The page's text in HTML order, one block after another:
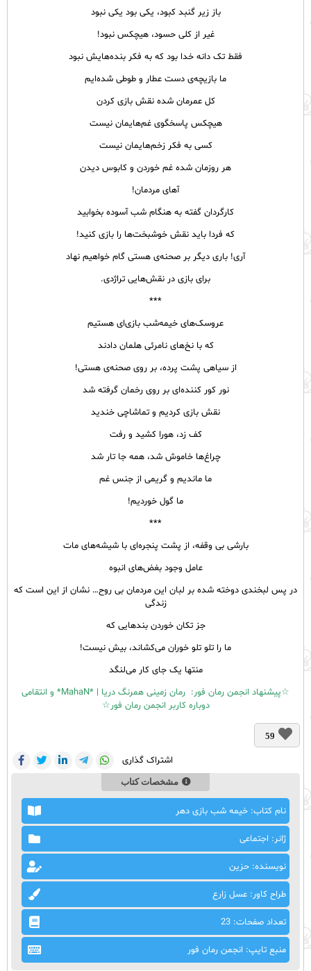
باز زیر گنبد کبود، یکی بود یکی نبود
غیر از کلی حسود، هیچکس نبود!
فقط تک دانه خدا بود که به فکر بنده‌هایش نبود
ما بازیچه‌ی دست عطار و طوطی شده‌ایم
کل عمرمان شده نقش بازی کردن
هیچکس پاسخگوی غم‌هایمان نیست
کسی به فکر زخم‌هایمان نیست
هر روزمان شده غم خوردن و کابوس دیدن
آهای مردمان!
کارگردان گفته به هنگام شب آسوده بخوابید
که فردا باید نقش خوشبخت‌ها را بازی کنید!
آری! باری دیگر بر صحنه‌ی هستی گام خواهیم نهاد
برای بازی در نقش‌هایی تراژدی.
***
عروسک‌های خیمه‌شب بازی‌ای هستیم
که با نخ‌های نامرئی هلمان دادند
از سیاهی پشت پرده، بر روی صحنه‌ی هستی!
نور کور کننده‌ای بر روی رخمان گرفته شد
نقش بازی کردیم و تماشاچی خندید
کف زد، هورا کشید و رفت
چراغ‌ها خاموش شد، همه جا تار شد
ما ماندیم و گریمی از جنس غم
ما گول خوردیم!
***
بارشی بی وقفه، از پشت پنجره‌ای با شیشه‌های مات
عامل وجود بغض‌های انبوه
در پس لبخندی دوخته شده بر لبان این مردمان بی روح… نشان از این است که
زندگی
جز تکان خوردن بندهایی که
ما را تلو تلو خوران می‌کشاند، بیش نیست!
منتها یک جای کار می‌لنگد
☆پیشنهاد انجمن رمان فور:
رمان زمینی همرنگ دریا | *MahaN* و انتقامی
دوباره کاربر انجمن رمان فور☆
59
اشتراک گذاری
مشخصات کتاب
نام کتاب: خیمه شب بازی دهر
ژانر: اجتماعی
نویسنده: حزین
طراح کاور: عسل زارع
تعداد صفحات: 23
منبع تایپ: انجمن رمان فور